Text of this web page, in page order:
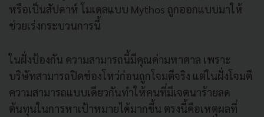
หรือเป็นสัปดาห์ โมเดลแบบ Mythos ถูกออกแบบมาให้
ช่วยเร่งกระบวนการนี้
ในฝั่งป้องกัน ความสามารถนี้มีคุณค่ามหาศาล เพราะ
บริษัทสามารถปิดช่องโหว่ก่อนถูกโจมตีจริง แต่ในฝั่งโจมตี
ความสามารถแบบเดียวกันทำให้คนที่มีเจตนาร้ายลด
ต้นทุนในการหาเป้าหมายได้มากขึ้น ตรงนี้คือเหตุผลที่